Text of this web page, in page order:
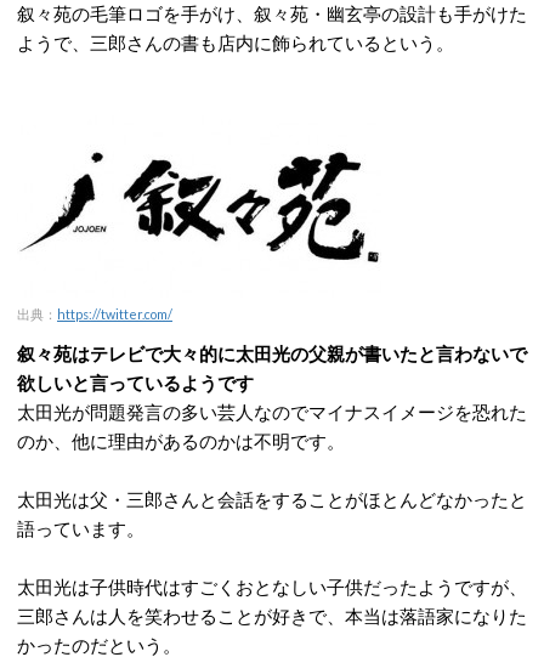
叙々苑の毛筆ロゴを手がけ、叙々苑・幽玄亭の設計も手がけた
ようで、三郎さんの書も店内に飾られているという。
出典： https://twitter.com/
叙々苑はテレビで大々的に太田光の父親が書いたと言わないで
欲しいと言っているようです
太田光が問題発言の多い芸人なのでマイナスイメージを恐れた
のか、他に理由があるのかは不明です。
太田光は父・三郎さんと会話をすることがほとんどなかったと
語っています。
太田光は子供時代はすごくおとなしい子供だったようですが、
三郎さんは人を笑わせることが好きで、本当は落語家になりた
かったのだという。